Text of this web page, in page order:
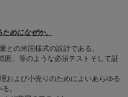
めになぜか。
との米国様式の設計である。
囲、等のような必須テストそして証
および小売りのためによいあらゆる
。